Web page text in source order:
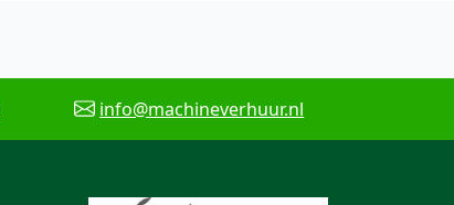
info@machineverhuur.nl